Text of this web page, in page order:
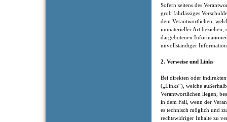
Sofern seitens des
grob fahrlässiges
dem Verantwortlichen,
immaterieller Art
dargebotenen
unvollständiger
2. Verweise und Links
Bei direkten oder
(„Links“), welche
Verantwortlichen liegen,
in dem Fall, wenn der
es technisch möglich und
rechtswidriger Inhalte zu